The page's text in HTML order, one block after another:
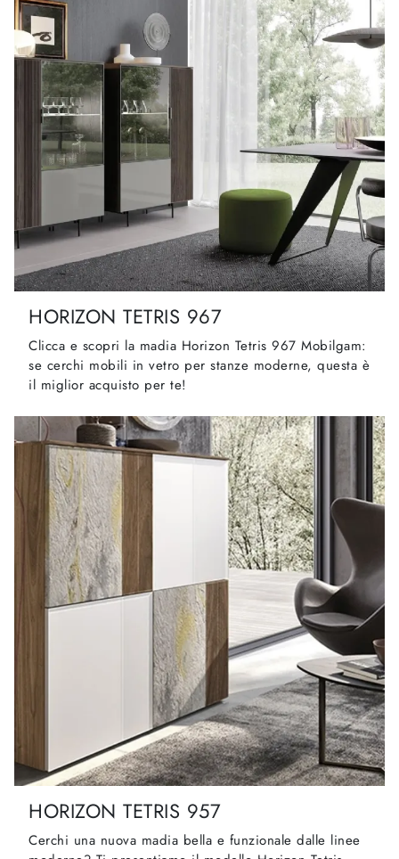
HORIZON TETRIS 967
Clicca e scopri la madia Horizon Tetris 967 Mobilgam:
se cerchi mobili in vetro per stanze moderne, questa è
il miglior acquisto per te!
HORIZON TETRIS 957
Cerchi una nuova madia bella e funzionale dalle linee